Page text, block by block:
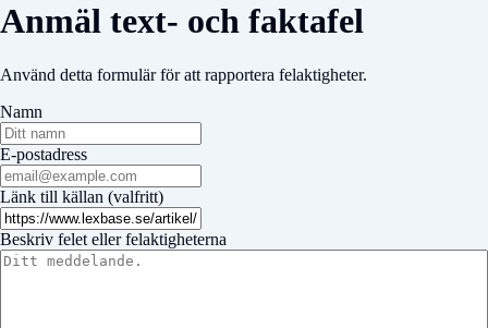
Anmäl text- och faktafel
Använd detta formulär för att rapportera felaktigheter.
Namn
E-postadress
Länk till källan (valfritt)
Beskriv felet eller felaktigheterna